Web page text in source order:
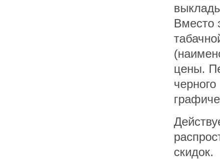
Вместо
цены.
скидок.